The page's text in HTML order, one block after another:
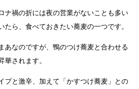
ナ禍の折には夜の営業がないことも多い
たら、食べておきたい蕎麦の一つです。
あなのですが、鴨のつけ蕎麦と合わせる
華されます。
プと激辛、加えて「かすつけ蕎麦」との